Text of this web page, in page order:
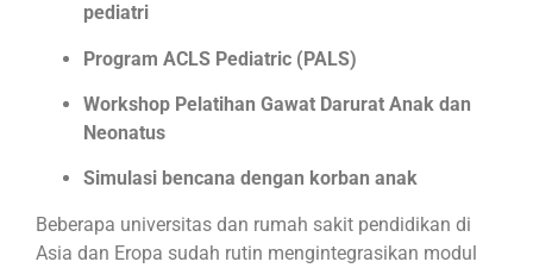
pediatri
Program ACLS Pediatric (PALS)
Workshop Pelatihan Gawat Darurat Anak dan
Neonatus
Simulasi bencana dengan korban anak
Beberapa universitas dan rumah sakit pendidikan di
Asia dan Eropa sudah rutin mengintegrasikan modul